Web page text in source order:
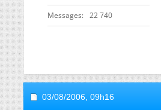
Messages 22 740
03/08/2006, 09h16